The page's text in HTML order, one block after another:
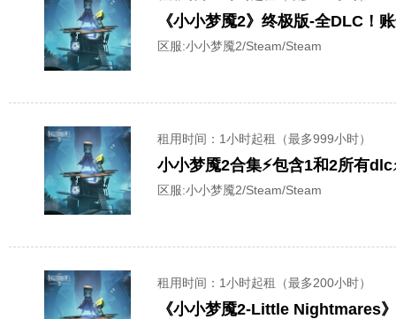
《小小梦魇2》终极版-全DLC！
区服:小小梦魇2/Steam/Steam
租用时间 ：1小时起租（最多999小时）
小小梦魇2合集⚡包含1和2所有
区服:小小梦魇2/Steam/Steam
租用时间 ：1小时起租（最多200小时）
《小小梦魇2-Little Nightmares